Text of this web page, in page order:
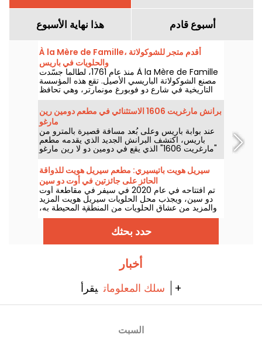
هذا نهاية الأسبوع أسبوع قادم
À la Mère de Famille، أقدم متجر للشوكولاتة
والحلويات في باريس
منذ عام 1761، لطالما جسّدت À la Mère de Famille
مصنع الشوكولاتة الباريسي الأصيل. تقع هذه المؤسسة
التاريخية في شارع دو فوبورغ مونمارتر، وهي تحافظ
على حلويات العام الماضي بشغف وحرفية عالية.
برانش مارغريت 1606 الاستثنائي في مطعم دومين رين
مارغو
عند بوابة باريس وعلى بُعد مسافة قصيرة بالمترو من
باريس، اكتشف البرانش الجديد الذي يقدمه مطعم
"مارغريت 1606" الذي يقع في دومين دو لا رين مارغو
التاريخي. إنه مكان استثنائي للاستمتاع بفاصل ساحر
سيريل هويت باتيسيري: مطعم سيريل هويت للذواقة
الحائز على جائزتين في أوت دو سين
تم افتتاحه في عام 2020 في سيفر في مقاطعة أوت
دو سين، ويجذب محل الحلويات سيريل هويت المزيد
والمزيد من عشاق الحلويات من المنطقة المحيطة به،
وكذلك من باريس. وتجدر الإشارة إلى أن هذا المطعم
حدد بحثك
أخبار
سلك المعلومات يقرأ +
السبت